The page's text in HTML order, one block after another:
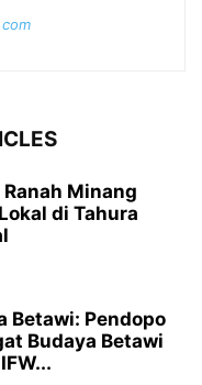
Minang
di Tahura
Betawi: Pendopo
Budaya Betawi